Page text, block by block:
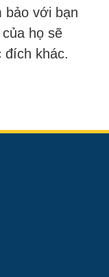
bảo với bạn
họ sẽ
đích khác.